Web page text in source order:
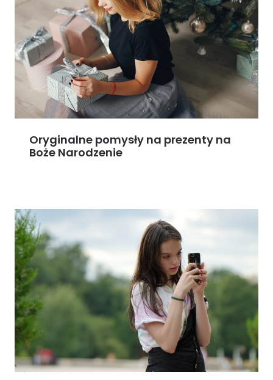
Oryginalne pomysły na prezenty na
Boże Narodzenie